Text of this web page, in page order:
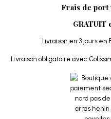
Frais de port
GRATUIT
Livraison en 3 jours en
Livraison obligatoire avec